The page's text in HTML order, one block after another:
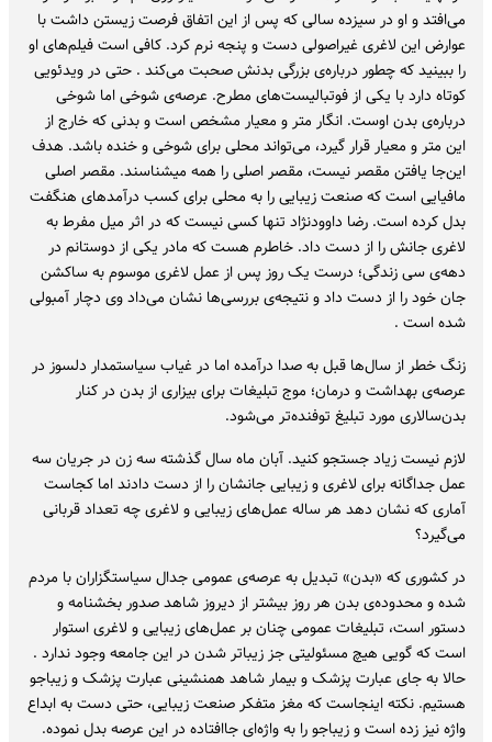
می‌افتد و او در سیزده سالی که پس از این اتفاق فرصت زیستن داشت با
عوارض این لاغری غیراصولی دست و پنجه نرم کرد. کافی است فیلم‌های او
را ببینید که چطور درباره‌ی بزرگی بدنش صحبت می‌کند . حتی در ویدئویی
کوتاه دارد با یکی از فوتبالیست‌های مطرح. عرصه‌ی شوخی اما شوخی
درباره‌ی بدن اوست. انگار متر و معیار مشخص است و بدنی که خارج از
این متر و معیار قرار گیرد، می‌تواند محلی برای شوخی و خنده باشد. هدف
این‌جا یافتن مقصر نیست، مقصر اصلی را همه می‎شناسند. مقصر اصلی
مافیایی است که صنعت زیبایی را به محلی برای کسب درآمدهای هنگفت
بدل کرده است. رضا داوودنژاد تنها کسی نیست که در اثر میل مفرط به
لاغری جانش را از دست داد. خاطرم هست که مادر یکی از دوستانم در
دهه‌ی سی زندگی؛ درست یک روز پس از عمل لاغری موسوم به ساکشن
جان خود را از دست داد و نتیجه‌ی بررسی‌ها نشان می‌داد وی دچار آمبولی
شده است .
زنگ خطر از سال‌ها قبل به صدا درآمده اما در غیاب سیاستمدار دلسوز در
عرصه‌ی بهداشت و درمان؛ موج تبلیغات برای بیزاری از بدن در کنار
بدن‌سالاری مورد تبلیغ توفنده‌تر می‌شود.
لازم نیست زیاد جستجو کنید. آبان ماه سال گذشته سه زن در جریان سه
عمل جداگانه برای لاغری و زیبایی جانشان را از دست دادند اما کجاست
آماری که نشان دهد هر ساله عمل‌های زیبایی و لاغری چه تعداد قربانی
می‌گیرد؟
در کشوری که «بدن» تبدیل به عرصه‌ی عمومی جدال سیاستگزاران با مردم
شده و محدوده‌ی بدن هر روز بیشتر از دیروز شاهد صدور بخشنامه و
دستور است، تبلیغات عمومی چنان بر عمل‌های زیبایی و لاغری استوار
است که گویی هیچ مسئولیتی جز زیباتر شدن در این جامعه وجود ندارد .
حالا به جای عبارت پزشک و بیمار شاهد همنشینی عبارت پزشک و زیباجو
هستیم. نکته اینجاست که مغز متفکر صنعت زیبایی، حتی دست به ابداع
واژه نیز زده است و زیباجو را به واژه‌ای جاافتاده در این عرصه بدل نموده.